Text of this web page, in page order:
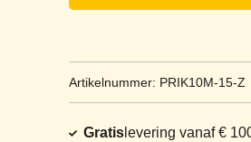
Artikelnummer: PRIK10M-15-Z
Gratislevering vanaf €